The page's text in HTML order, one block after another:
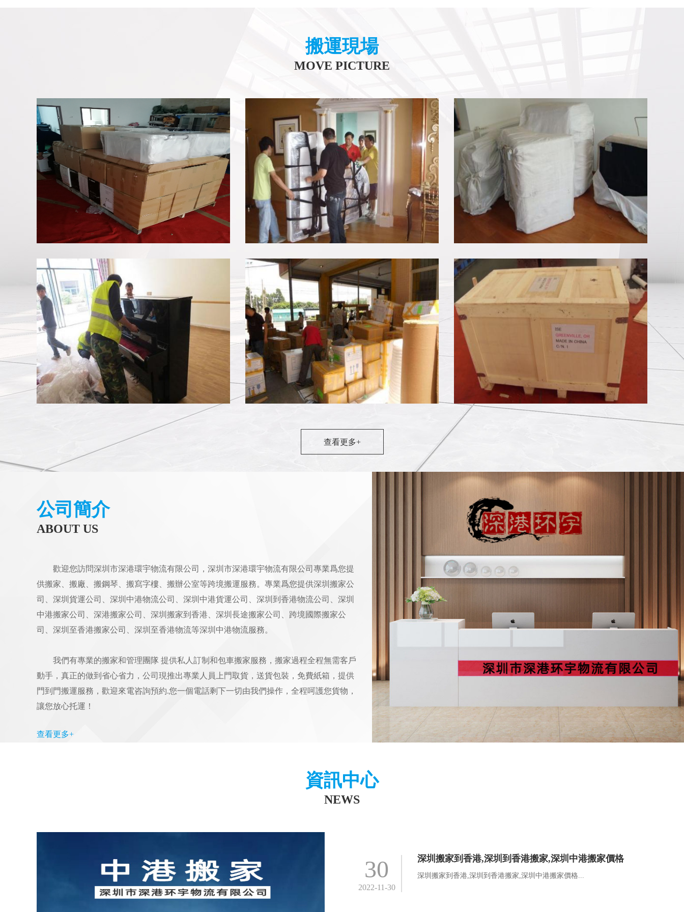
搬運現場
MOVE PICTURE
香港搬家到上海打包 搬家案例4 搬家案例3
查看更多+
公司簡介
ABOUT US
歡迎您訪問深圳市深港環宇物流有限公司，深圳市深港環宇物流有限公司專業爲您提
供搬家、搬廠、搬鋼琴、搬寫字樓、搬辦公室等跨境搬運服務。專業爲您提供深圳搬家公
司、深圳貨運公司、深圳中港物流公司、深圳中港貨運公司、深圳到香港物流公司、深圳
中港搬家公司、深港搬家公司、深圳搬家到香港、深圳長途搬家公司、跨境國際搬家公
司、深圳至香港搬家公司、深圳至香港物流等深圳中港物流服務。
我們有專業的搬家和管理團隊 提供私人訂制和包車搬家服務，搬家過程全程無需客戶
動手，真正的做到省心省力，公司現推出專業人員上門取貨，送貨包裝，免費紙箱，提供
門到門搬運服務，歡迎來電咨詢預約.您一個電話剩下一切由我們操作，全程呵護您貨物，
讓您放心托運！
查看更多+
資訊中心
NEWS
30
2022-11-30
深圳搬家到香港,深圳到香港搬家,深圳中港搬家價格
深圳搬家到香港,深圳到香港搬家,深圳中港搬家價格...